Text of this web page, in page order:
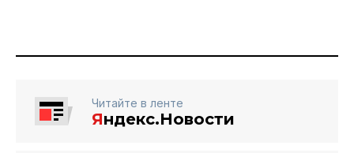
Читайте в ленте
Яндекс.Новости